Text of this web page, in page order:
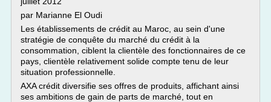
par Marianne El Oudi
Les établissements de crédit au Maroc, au sein d'une
stratégie de conquête du marché du crédit à la
consommation, ciblent la clientèle des fonctionnaires de ce
pays, clientèle relativement solide compte tenu de leur
situation professionnelle.
AXA crédit diversifie ses offres de produits, affichant ainsi
ses ambitions de gain de parts de marché, tout en